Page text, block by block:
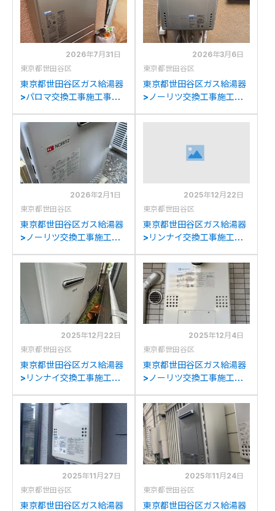
2026年7月31日
東京都世田谷区
東京都世田谷区ガス給湯器
>パロマ交換工事施工事
C2052SAWXからパロマ
FH-E2022SAWLへの交換
2026年3月6日
東京都世田谷区
東京都世田谷区ガス給湯器
>ノーリツ交換工事施工事
らノーリツGT-
2026年2月1日
東京都世田谷区
東京都世田谷区ガス給湯器
>ノーリツ交換工事施工事
2428SARXからノーリツ
GT-C2472SAR BLへの交
2025年12月22日
東京都世田谷区
東京都世田谷区ガス給湯器
>リンナイ交換工事施工事
V2403AT2-3からリンナ
イRUFH-A2400AT2-
3(A)への交換
2025年12月22日
東京都世田谷区
東京都世田谷区ガス給湯器
>リンナイ交換工事施工事
V1610SAW-1からリンナイ
RUF-A1615SAW(C)への交
換
2025年12月4日
東京都世田谷区
東京都世田谷区ガス給湯器
>ノーリツ交換工事施工事
C2436AWX3H-Tからノ
ーリツGTH-
C2460AW3H-T-1BLへの
交換
2025年11月27日
東京都世田谷区
東京都世田谷区ガス給湯器
2025年11月24日
東京都世田谷区
東京都世田谷区ガス給湯器